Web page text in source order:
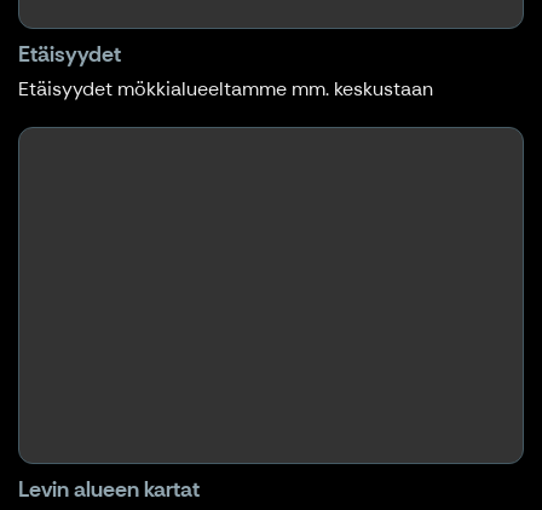
Etäisyydet
Etäisyydet mökkialueeltamme mm. keskustaan
Levin alueen kartat